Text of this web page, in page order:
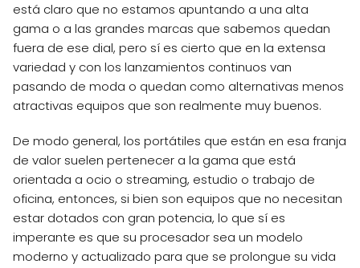
está claro que no estamos apuntando a una alta
gama o a las grandes marcas que sabemos quedan
fuera de ese dial, pero sí es cierto que en la extensa
variedad y con los lanzamientos continuos van
pasando de moda o quedan como alternativas menos
atractivas equipos que son realmente muy buenos.
De modo general, los portátiles que están en esa franja
de valor suelen pertenecer a la gama que está
orientada a ocio o streaming, estudio o trabajo de
oficina, entonces, si bien son equipos que no necesitan
estar dotados con gran potencia, lo que sí es
imperante es que su procesador sea un modelo
moderno y actualizado para que se prolongue su vida